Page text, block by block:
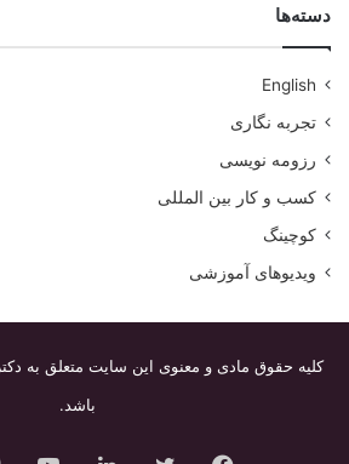
دسته‌ها
English
تجربه نگاری
رزومه نویسی
کسب و کار بین المللی
کوچینگ
ویدیوهای آموزشی
کلیه حقوق مادی و معنوی این سایت متعلق به
باشد.